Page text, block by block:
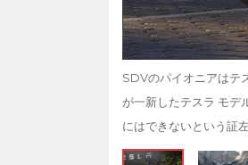
SDVのパイオニアはテ
が一新したテスラ モデ
にはできないという証